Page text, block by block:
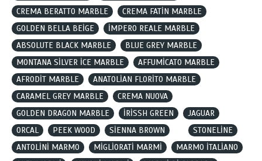
CREMA BERATTO MARBLE
CREMA FATİN MARBLE
GOLDEN BELLA BEİGE
İMPERO REALE MARBLE
ABSOLUTE BLACK MARBLE
BLUE GREY MARBLE
MONTANA SİLVER İCE MARBLE
AFFUMİCATO MARBLE
AFRODİT MARBLE
ANATOLİAN FLORİTO MARBLE
CARAMEL GREY MARBLE
CREMA NUOVA
GOLDEN DRAGON MARBLE
İRİSSH GREEN
JAGUAR
ORCAL
PEEK WOOD SİENNA BROWN
STONELİNE
ANTOLİNİ MARMO
MİGLİORATİ MARMİ
MARMO İTALİANO